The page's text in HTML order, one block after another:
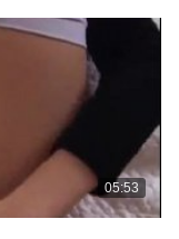
05:53